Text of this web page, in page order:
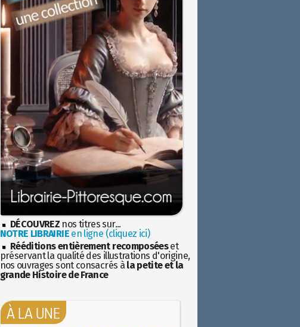
DÉCOUVREZ nos titres sur...
NOTRE LIBRAIRIEen ligne (cliquez ici)
Rééditions entièrement recomposéeset
préservant la qualité des illustrations d'origine,
nos ouvrages sont consacrés à la petite et la
grande Histoire de France
À LA UNE